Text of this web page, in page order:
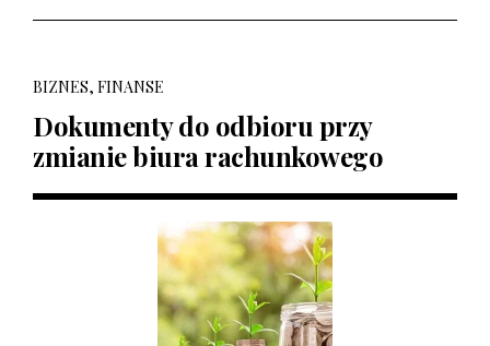
BIZNES, FINANSE
Dokumenty do odbioru przy
zmianie biura rachunkowego